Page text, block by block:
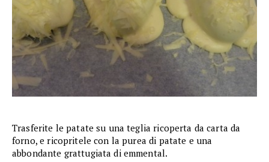
Trasferite le patate su una teglia ricoperta da carta da
forno, e ricopritele con la purea di patate e una
abbondante grattugiata di emmental.